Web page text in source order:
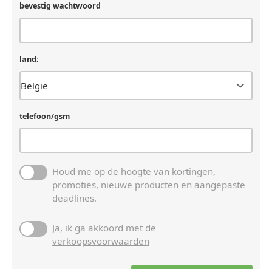
bevestig wachtwoord
land:
telefoon/gsm
Houd me op de hoogte van kortingen,
promoties, nieuwe producten en aangepaste
deadlines.
Ja, ik ga akkoord met de
verkoopsvoorwaarden